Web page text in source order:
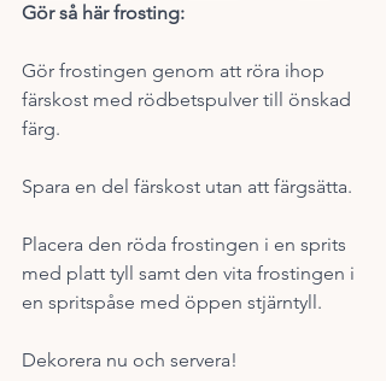
Gör så här frosting:
Gör frostingen genom att röra ihop
färskost med rödbetspulver till önskad
färg.
Spara en del färskost utan att färgsätta.
Placera den röda frostingen i en sprits
med platt tyll samt den vita frostingen i
en spritspåse med öppen stjärntyll.
Dekorera nu och servera!